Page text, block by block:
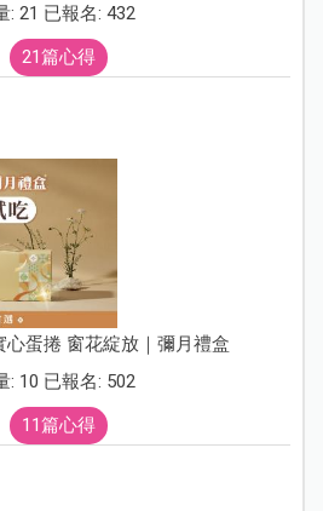
: 21 已報名: 432
21篇心得
心蛋捲 窗花綻放｜彌月禮盒
: 10 已報名: 502
11篇心得